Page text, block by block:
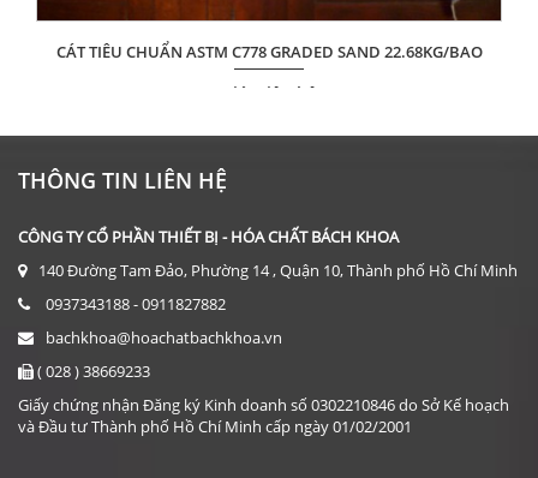
CÁT TIÊU CHUẨN ASTM C778 GRADED SAND 22.68KG/BAO
Giá: Liên hệ
ĐẶT HÀNG
THÔNG TIN LIÊN HỆ
CÔNG TY CỔ PHẦN THIẾT BỊ - HÓA CHẤT BÁCH KHOA
140 Đường Tam Đảo, Phường 14 , Quận 10, Thành phố Hồ Chí Minh
0937343188 - 0911827882
bachkhoa@hoachatbachkhoa.vn
( 028 ) 38669233
Giấy chứng nhận Đăng ký Kinh doanh số 0302210846 do Sở Kế hoạch
và Đầu tư Thành phố Hồ Chí Minh cấp ngày 01/02/2001